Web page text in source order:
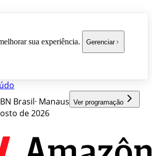
sua experiência. Gerenciar
Brasil· Manaus Ver programação
de 2026